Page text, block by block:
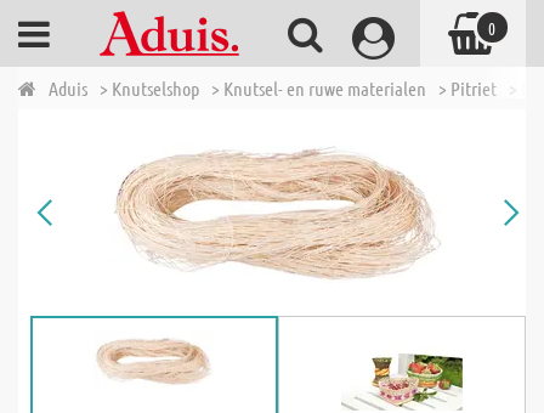
Aduis > Knutselshop > Knutsel- en ruwe materialen > Pitriet >
0